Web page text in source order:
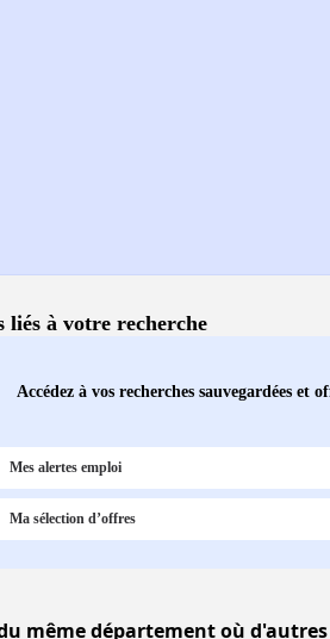
liés à votre recherche
Accédez à vos recherches sauvegardées et
Mes alertes emploi
Ma sélection d’offres
même département où